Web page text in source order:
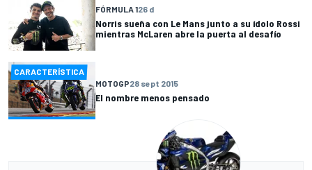
FÓRMULA 126 d
Norris sueña con Le Mans junto a su ídolo Rossi
mientras McLaren abre la puerta al desafío
CARACTERÍSTICA
MOTOGP28 sept 2015
El nombre menos pensado